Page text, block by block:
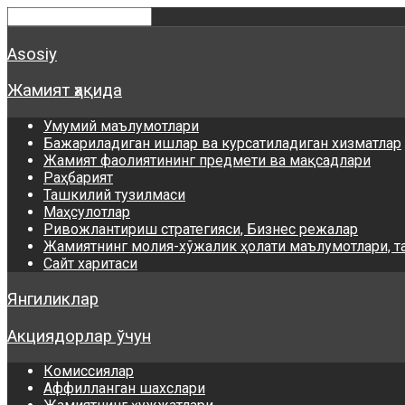
Asosiy
Жамият ҳақида
Умумий маълумотлари
Бажариладиган ишлар ва курсатиладиган хизматлар
Жамият фаолиятининг предмети ва мақсадлари
Раҳбарият
Ташкилий тузилмаси
Маҳсулотлар
Ривожлантириш стратегияси, Бизнес режалар
Жамиятнинг молия-хўжалик ҳолати маълумотлари,
Сайт харитаси
Янгиликлар
Акциядорлар ўчун
Комиссиялар
Аффилланган шахслари